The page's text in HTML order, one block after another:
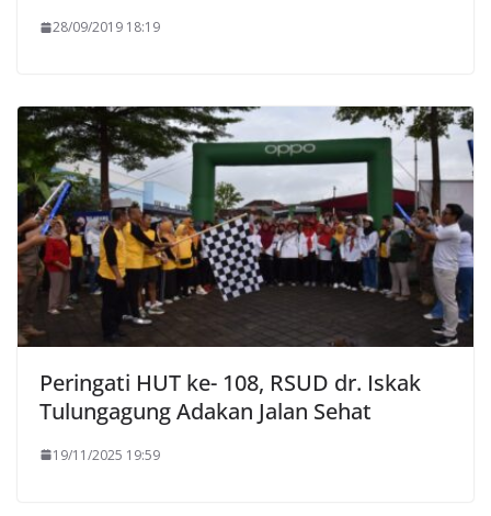
28/09/2019 18:19
Peringati HUT ke- 108, RSUD dr. Iskak
Tulungagung Adakan Jalan Sehat
19/11/2025 19:59